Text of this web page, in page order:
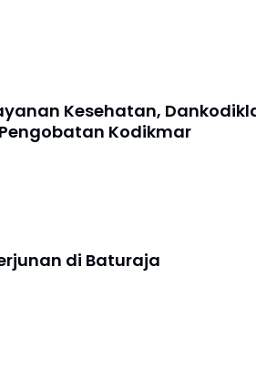
Kesehatan,
Kodikmar
di Baturaja